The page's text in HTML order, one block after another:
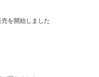
を開始しました